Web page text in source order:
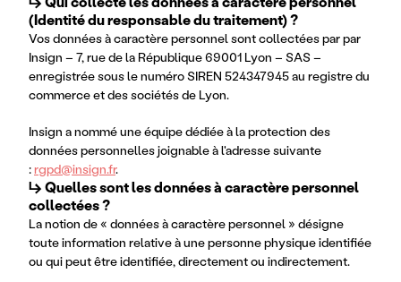
(Identité du responsable du traitement) ?
Vos données à caractère personnel sont collectées par par
Insign – 7, rue de la République 69001 Lyon – SAS –
enregistrée sous le numéro SIREN 524347945 au registre du
commerce et des sociétés de Lyon.
Insign a nommé une équipe dédiée à la protection des
données personnelles joignable à l'adresse suivante
: rgpd@insign.fr.
↳ Quelles sont les données à caractère personnel
collectées ?
La notion de « données à caractère personnel » désigne
toute information relative à une personne physique identifiée
ou qui peut être identifiée, directement ou indirectement.